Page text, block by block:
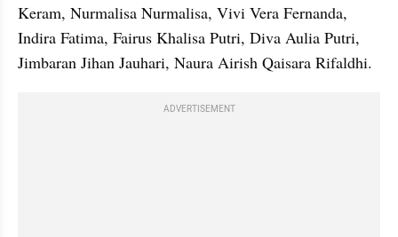
Keram, Nurmalisa Nurmalisa, Vivi Vera Fernanda,
Indira Fatima, Fairus Khalisa Putri, Diva Aulia Putri,
Jimbaran Jihan Jauhari, Naura Airish Qaisara Rifaldhi.
ADVERTISEMENT